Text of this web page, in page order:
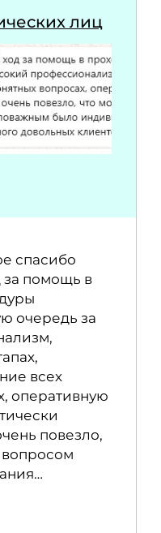
лиц
спасибо
помощь в
очередь за
всех
оперативную
повезло,